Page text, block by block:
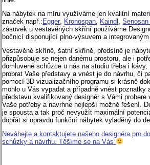
Na nábytek na míru využíváme jen kvalitní
značek např.:Egger Kronospan Kaindl ,Senosan
zásuvek u vestavěných skříní používáme
bočnicí disponující plno-výsuvem a
Vestavěné skříně, šatní skříně, předsíně je
přizpůsobuje se nejen danému prostoru, ale i
domluvené schůzce u nás na studiu třeba i kávy,
probrat Vaše představy a vnést je do návrhu, či
pomocí 3D vizualizačního programu si krásně
mohlo u Vás vypadat a případně vnést poznatky
představu kvalifikovaný designér s Vámi
Vaše potřeby a navrhne nejlepší možné řešení.
je spousta a tak proč nevyužít maximální
dopřát si opravdu funkční nábytek vyladěný do
Neváhejte a kontaktujete našeho designéra pro
schůzky a návrhu. Těšíme se na Vás